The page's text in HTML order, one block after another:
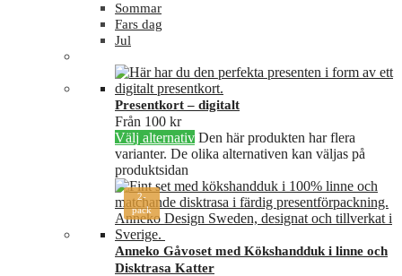
Sommar
Fars dag
Jul
Presentkort – digitalt
Från 100 kr
Välj alternativ Den här produkten har flera
varianter. De olika alternativen kan väljas på
produktsidan
2-
pack
Anneko Gåvoset med Kökshandduk i linne och
Disktrasa Katter